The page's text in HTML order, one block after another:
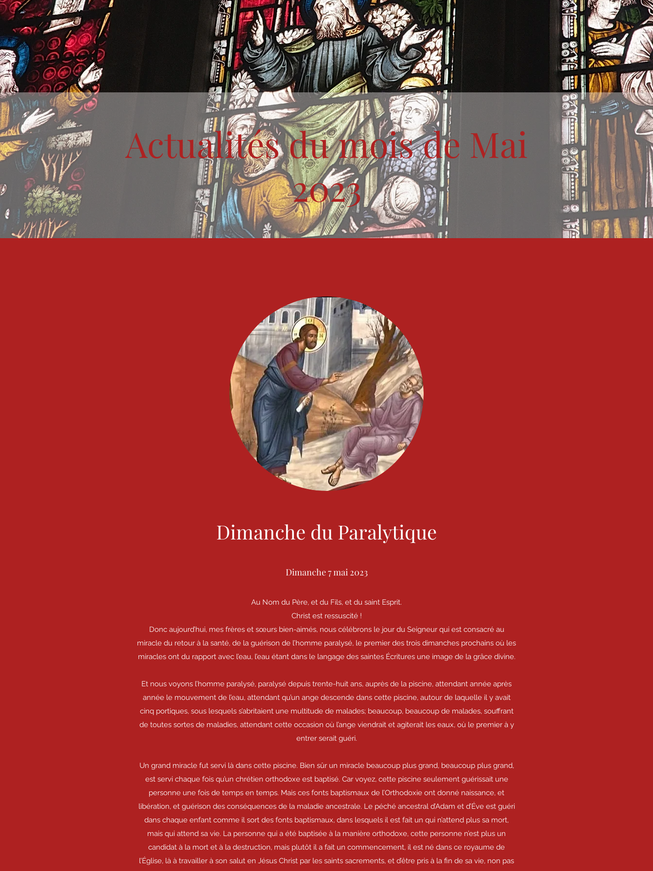
Actualités du mois de Mai
2023
Dimanche du Paralytique
Dimanche 7 mai 2023
Au Nom du Père, et du Fils, et du saint Esprit.
Christ est ressuscité !
Donc aujourd’hui, mes frères et sœurs bien-aimés, nous célébrons le jour du Seigneur qui est consacré au
miracle du retour à la santé, de la guérison de l’homme paralysé, le premier des trois dimanches prochains où les
miracles ont du rapport avec l’eau, l’eau étant dans le langage des saintes Écritures une image de la grâce divine.
Et nous voyons l’homme paralysé, paralysé depuis trente-huit ans, auprès de la piscine, attendant année après
année le mouvement de l’eau, attendant qu’un ange descende dans cette piscine, autour de laquelle il y avait
cinq portiques, sous lesquels s’abritaient une multitude de malades; beaucoup, beaucoup de malades, souffrant
de toutes sortes de maladies, attendant cette occasion où l’ange viendrait et agiterait les eaux, où le premier à y
entrer serait guéri.
Un grand miracle fut servi là dans cette piscine. Bien sûr un miracle beaucoup plus grand, beaucoup plus grand,
est servi chaque fois qu’un chrétien orthodoxe est baptisé. Car voyez, cette piscine seulement guérissait une
personne une fois de temps en temps. Mais ces fonts baptismaux de l’Orthodoxie ont donné naissance, et
libération, et guérison des conséquences de la maladie ancestrale. Le péché ancestral d’Adam et d’Éve est guéri
dans chaque enfant comme il sort des fonts baptismaux, dans lesquels il est fait un qui n’attend plus sa mort,
mais qui attend sa vie. La personne qui a été baptisée à la manière orthodoxe, cette personne n’est plus un
candidat à la mort et à la destruction, mais plutôt il a fait un commencement, il est né dans ce royaume de
l’Église, là à travailler à son salut en Jésus Christ par les saints sacrements, et d’être pris à la fin de sa vie, non pas